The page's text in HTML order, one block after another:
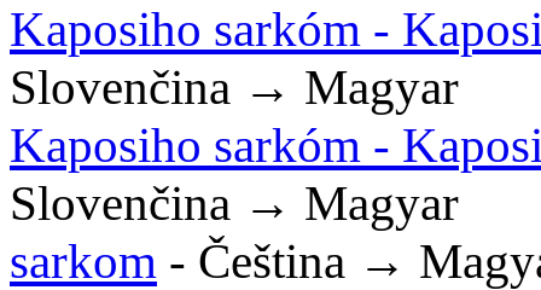
Kaposiho sarkóm -
Slovenčina → Magyar
Kaposiho sarkóm -
Slovenčina → Magyar
sarkom - Čeština →